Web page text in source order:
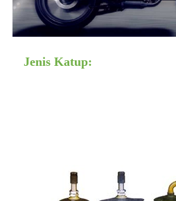
Jenis Katup: